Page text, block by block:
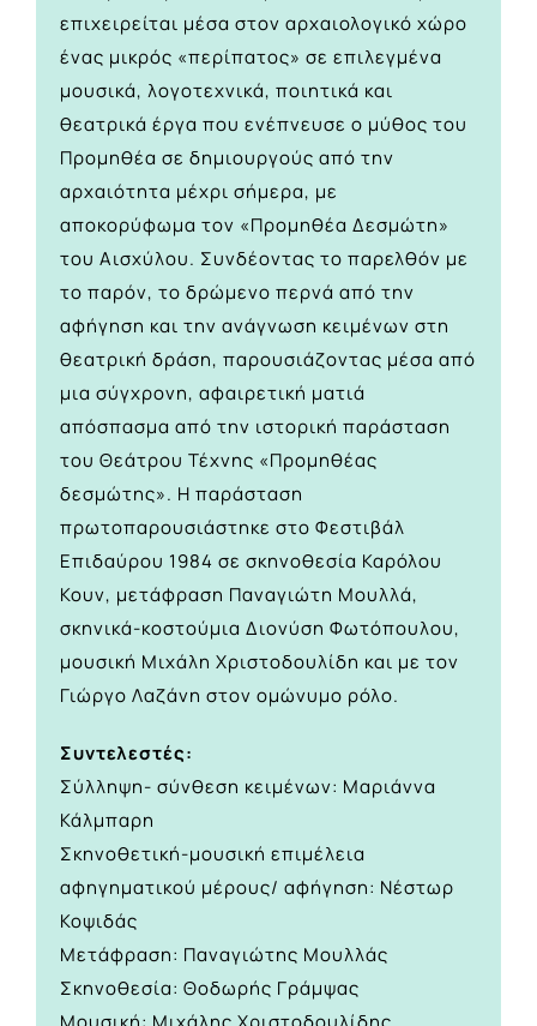
επιχειρείται μέσα στον αρχαιολογικό χώρο
ένας μικρός «περίπατος» σε επιλεγμένα
μουσικά, λογοτεχνικά, ποιητικά και
θεατρικά έργα που ενέπνευσε ο μύθος του
Προμηθέα σε δημιουργούς από την
αρχαιότητα μέχρι σήμερα, με
αποκορύφωμα τον «Προμηθέα Δεσμώτη»
του Αισχύλου. Συνδέοντας το παρελθόν με
το παρόν, το δρώμενο περνά από την
αφήγηση και την ανάγνωση κειμένων στη
θεατρική δράση, παρουσιάζοντας μέσα από
μια σύγχρονη, αφαιρετική ματιά
απόσπασμα από την ιστορική παράσταση
του Θεάτρου Τέχνης «Προμηθέας
δεσμώτης». Η παράσταση
πρωτοπαρουσιάστηκε στο Φεστιβάλ
Επιδαύρου 1984 σε σκηνοθεσία Καρόλου
Κουν, μετάφραση Παναγιώτη Μουλλά,
σκηνικά-κοστούμια Διονύση Φωτόπουλου,
μουσική Μιχάλη Χριστοδουλίδη και με τον
Γιώργο Λαζάνη στον ομώνυμο ρόλο.
Συντελεστές:
Σύλληψη- σύνθεση κειμένων: Μαριάννα
Κάλμπαρη
Σκηνοθετική-μουσική επιμέλεια
αφηγηματικού μέρους/ αφήγηση: Νέστωρ
Κοψιδάς
Μετάφραση: Παναγιώτης Μουλλάς
Σκηνοθεσία: Θοδωρής Γράμψας